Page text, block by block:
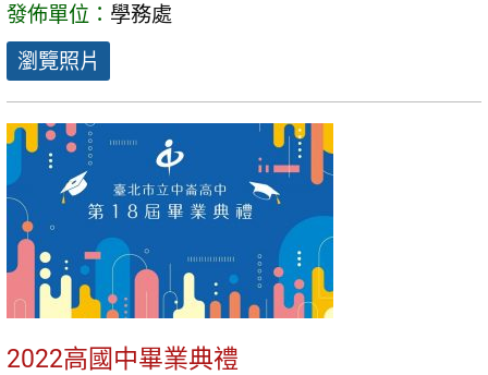
發佈單位： 學務處
瀏覽照片
2022高國中畢業典禮